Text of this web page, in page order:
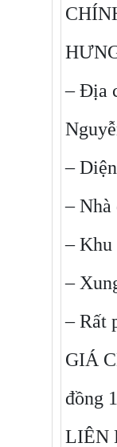
– Địa
–
– Nhà
– Khu
–
– Rất
GIÁ
đồng
LIÊN